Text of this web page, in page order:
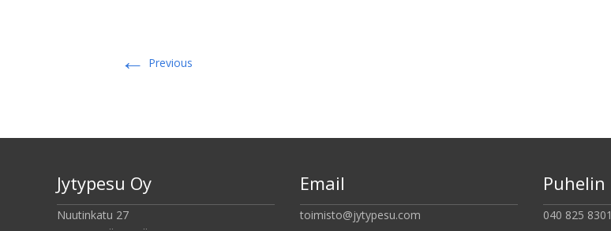
← Previous
Jytypesu Oy
Nuutinkatu 27
Email
toimisto@jytypesu.com
Puhelin
040 825 8301